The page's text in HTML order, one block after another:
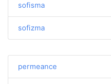
sofisma
sofizma
permeance